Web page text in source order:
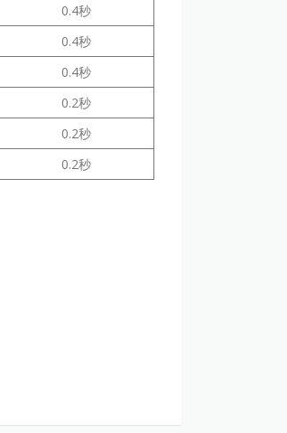
0.4秒
0.4秒
0.4秒
0.2秒
0.2秒
0.2秒